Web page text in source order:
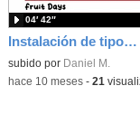
Instalación de tipografías
Contenido educativo.
subido por Daniel M.
04′ 42″
-hace 10 meses- 21